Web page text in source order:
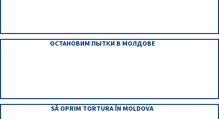
ОСТАНОВИМ ПЫТКИ В МОЛДОВЕ
SĂ OPRIM TORTURA ÎN MOLDOVA